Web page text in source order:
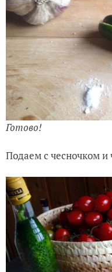
Готово!
Подаем с чесночком